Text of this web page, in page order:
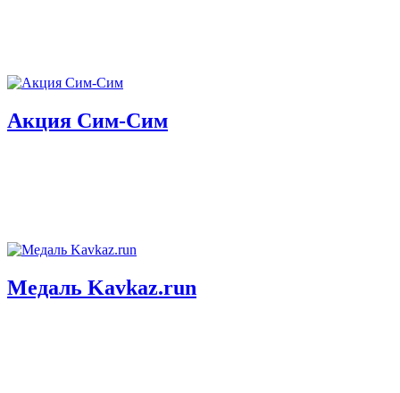
Акция Сим-Сим
Медаль Kavkaz.run